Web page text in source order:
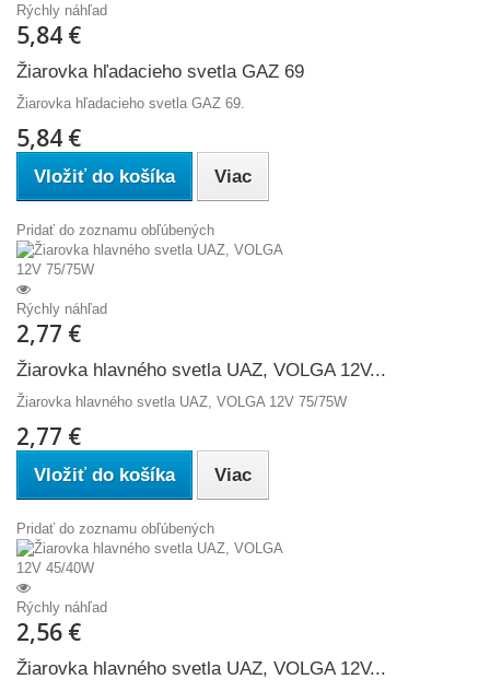
Rýchly náhľad
5,84 €
Žiarovka hľadacieho svetla GAZ 69
Žiarovka hľadacieho svetla GAZ 69.
5,84 €
Vložiť do košíka Viac
Pridať do zoznamu obľúbených
Rýchly náhľad
2,77 €
Žiarovka hlavného svetla UAZ, VOLGA 12V...
Žiarovka hlavného svetla UAZ, VOLGA 12V 75/75W
2,77 €
Vložiť do košíka Viac
Pridať do zoznamu obľúbených
Rýchly náhľad
2,56 €
Žiarovka hlavného svetla UAZ, VOLGA 12V...